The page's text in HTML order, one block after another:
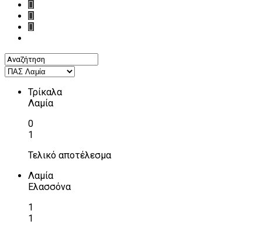
Τρίκαλα
Λαμία
0
1
Τελικό αποτέλεσμα
Λαμία
Ελασσόνα
1
1